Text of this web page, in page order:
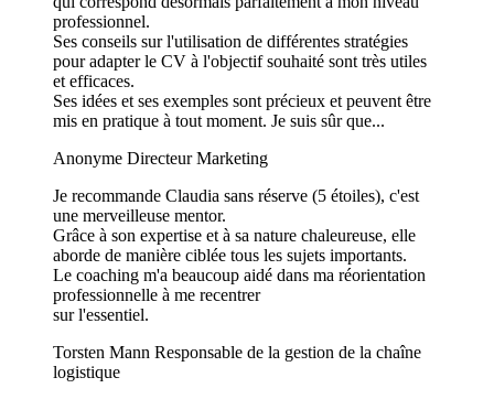
professionnel.
Ses conseils sur l'utilisation de différentes stratégies
pour adapter le CV à l'objectif souhaité sont très utiles
et efficaces.
Ses idées et ses exemples sont précieux et peuvent être
mis en pratique à tout moment. Je suis sûr que...
Anonyme Directeur Marketing
Je recommande Claudia sans réserve (5 étoiles), c'est
une merveilleuse mentor.
Grâce à son expertise et à sa nature chaleureuse, elle
aborde de manière ciblée tous les sujets importants.
Le coaching m'a beaucoup aidé dans ma réorientation
professionnelle à me recentrer
sur l'essentiel.
Torsten Mann Responsable de la gestion de la chaîne
logistique